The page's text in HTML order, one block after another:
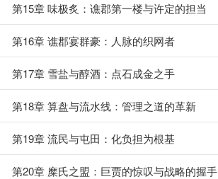
第15章 味极炙：谯郡第一楼与许定的担当
第16章 谯郡宴群豪：人脉的织网者
第17章 雪盐与醇酒：点石成金之手
第18章 算盘与流水线：管理之道的革新
第19章 流民与屯田：化负担为根基
第20章 糜氏之盟：巨贾的惊叹与战略的握手